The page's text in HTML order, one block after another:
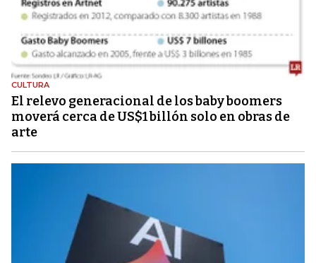
CULTURA
El relevo generacional de los baby boomers
moverá cerca de US$1 billón solo en obras de
arte